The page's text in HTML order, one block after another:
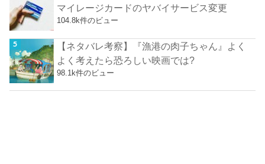
マイレージカードのヤバイサービス変更
104.8k件のビュー
【ネタバレ考察】『漁港の肉子ちゃん』よく
よく考えたら恐ろしい映画では?
98.1k件のビュー